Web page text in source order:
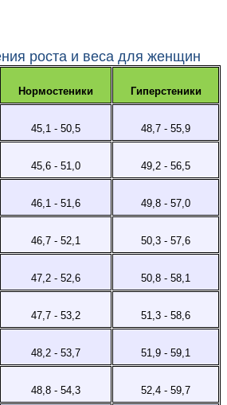
pocтa и вeca для женщин
Нормостеники Гиперстеники
45,1 - 50,5 48,7 - 55,9
45,6 - 51,0 49,2 - 56,5
46,1 - 51,6 49,8 - 57,0
46,7 - 52,1 50,3 - 57,6
47,2 - 52,6 50,8 - 58,1
47,7 - 53,2 51,3 - 58,6
48,2 - 53,7 51,9 - 59,1
48,8 - 54,3 52,4 - 59,7